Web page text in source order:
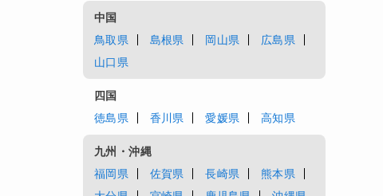
中国
鳥取県
島根県 岡山県
広島県
山口県
四国
徳島県
香川県 愛媛県 高知県
九州・沖縄
福岡県
佐賀県 長崎県
熊本県